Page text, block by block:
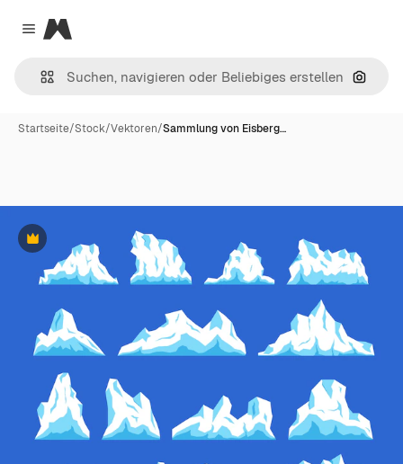
Close menu
Magnific
Nach
Startseite/Stock/Vektoren/Sammlung von Eisberg…
Premium